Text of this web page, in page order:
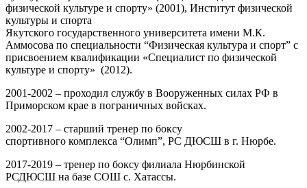
физической культуре и спорту» (2001), Институт физической
культуры и спорта
Якутского государственного университета имени М.К.
Аммосова по специальности “Физическая культура и спорт” с
присвоением квалификации «Специалист по физической
культуре и спорту» (2012).
2001-2002 – проходил службу в Вооруженных силах РФ в
Приморском крае в пограничных войсках.
2002-2017 – старший тренер по боксу
спортивного комплекса “Олимп”, РС ДЮСШ в г. Нюрбе.
2017-2019 – тренер по боксу филиала Нюрбинской
РСДЮСШ на базе СОШ с. Хатассы.